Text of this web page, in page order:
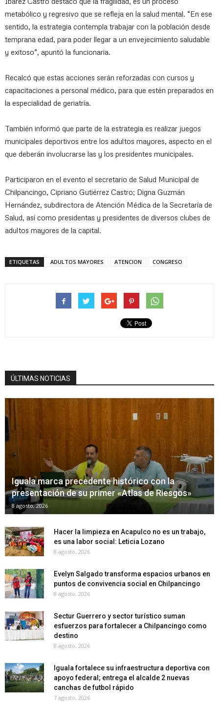
metabólico y regresivo que se refleja en la salud mental. “En ese
sentido, la estrategia contempla trabajar con la población desde
temprana edad, para poder llegar a un envejecimiento saludable
y exitoso”, apuntó la funcionaria.
Recalcó que estas acciones serán reforzadas con cursos y
capacitaciones a personal médico, para que estén preparados en
la especialidad de geriatría.
También informó que parte de la estrategia es realizar juegos
municipales deportivos entre los adultos mayores, aspecto en el
que deberán involucrarse las y los presidentes municipales.
Participaron en el evento el secretario de Salud Municipal de
Chilpancingo, Cipriano Gutiérrez Castro; Digna Guzmán
Hernández, subdirectora de Atención Médica de la Secretaría de
Salud, así como presidentas y presidentes de diversos clubes de
adultos mayores de la capital.
ETIQUETAS ADULTOS MAYORES ATENCION CONGRESO
ÚLTIMAS NOTICIAS
Iguala marca precedente histórico con la
presentación de su primer «Atlas de Riesgos»
8 agosto, 2026
Hacer la limpieza en Acapulco no es un trabajo,
es una labor social: Leticia Lozano
8 agosto, 2026
Evelyn Salgado transforma espacios urbanos en
puntos de convivencia social en Chilpancingo
8 agosto, 2026
Sectur Guerrero y sector turístico suman
esfuerzos para fortalecer a Chilpancingo como
destino
8 agosto, 2026
Iguala fortalece su infraestructura deportiva con
apoyo federal; entrega el alcalde 2 nuevas
canchas de futbol rápido
7 agosto, 2026